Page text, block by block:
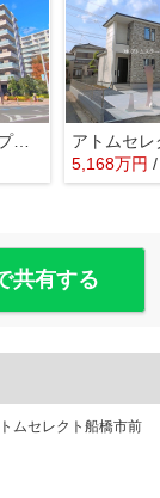
アトムセレクト プレミスト船橋塚田１階
5,168万円
共有する
ムセレクト船橋市前